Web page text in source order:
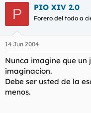
P PIO XIV 2.0
Forero del todo a
14 Jun 2004
Nunca imagine que
imaginacion.
Debe ser usted de la
menos.